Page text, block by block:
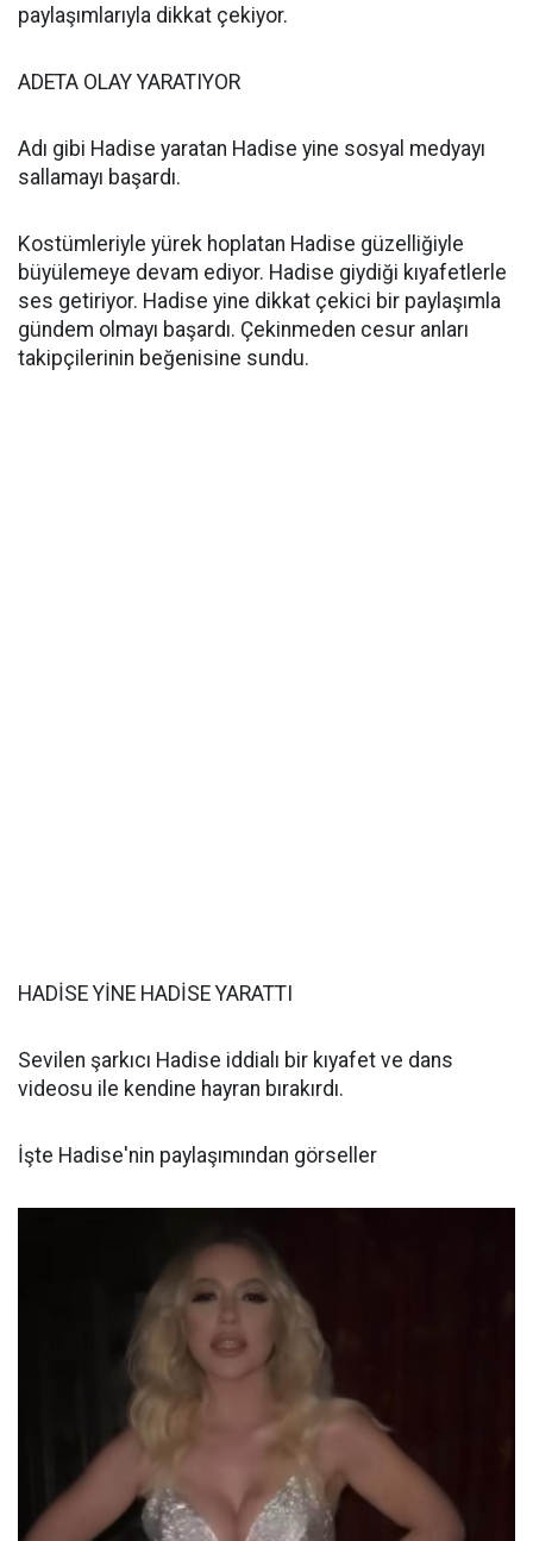
paylaşımlarıyla dikkat çekiyor.
ADETA OLAY YARATIYOR
Adı gibi Hadise yaratan Hadise yine sosyal medyayı
sallamayı başardı.
Kostümleriyle yürek hoplatan Hadise güzelliğiyle
büyülemeye devam ediyor. Hadise giydiği kıyafetlerle
ses getiriyor. Hadise yine dikkat çekici bir paylaşımla
gündem olmayı başardı. Çekinmeden cesur anları
takipçilerinin beğenisine sundu.
HADİSE YİNE HADİSE YARATTI
Sevilen şarkıcı Hadise iddialı bir kıyafet ve dans
videosu ile kendine hayran bırakırdı.
İşte Hadise'nin paylaşımından görseller